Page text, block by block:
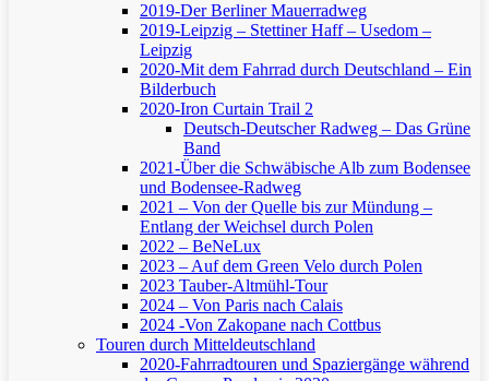
2019-Der Berliner Mauerradweg
2019-Leipzig – Stettiner Haff – Usedom –
Leipzig
2020-Mit dem Fahrrad durch Deutschland – Ein
Bilderbuch
2020-Iron Curtain Trail 2
Deutsch-Deutscher Radweg – Das Grüne
Band
2021-Über die Schwäbische Alb zum Bodensee
und Bodensee-Radweg
2021 – Von der Quelle bis zur Mündung –
Entlang der Weichsel durch Polen
2022 – BeNeLux
2023 – Auf dem Green Velo durch Polen
2023 Tauber-Altmühl-Tour
2024 – Von Paris nach Calais
2024 -Von Zakopane nach Cottbus
Touren durch Mitteldeutschland
2020-Fahrradtouren und Spaziergänge während